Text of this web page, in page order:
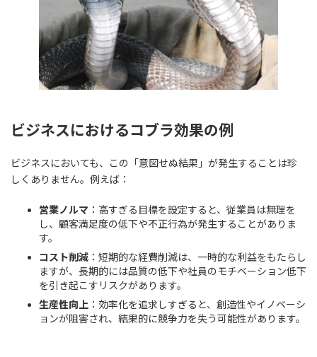
ビジネスにおけるコブラ効果の例
ビジネスにおいても、この「意図せぬ結果」が発生することは珍
しくありません。例えば：
営業ノルマ ：高すぎる目標を設定すると、従業員は無理を
し、顧客満足度の低下や不正行為が発生することがありま
す。
コスト削減 ：短期的な経費削減は、一時的な利益をもたらし
ますが、長期的には品質の低下や社員のモチベーション低下
を引き起こすリスクがあります。
生産性向上 ：効率化を追求しすぎると、創造性やイノベーシ
ョンが阻害され、結果的に競争力を失う可能性があります。